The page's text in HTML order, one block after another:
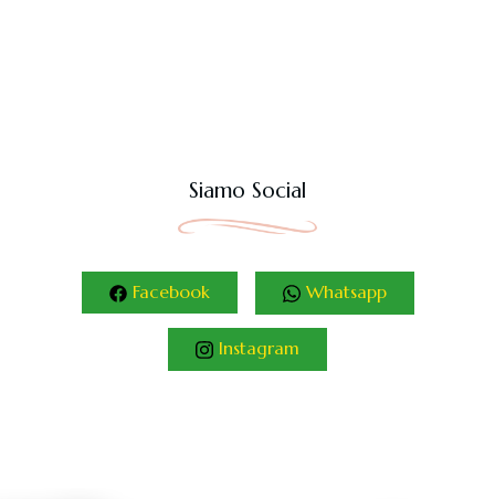
Siamo Social
Facebook Whatsapp
Instagram